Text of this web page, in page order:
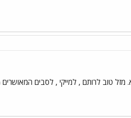
מזל טוב לרותם , למייקי , לסבים